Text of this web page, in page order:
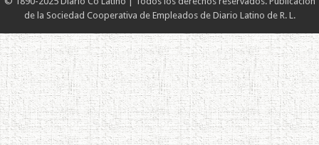
de la Sociedad Cooperativa de Empleados de Diario Latino de R. L.